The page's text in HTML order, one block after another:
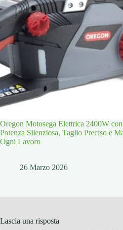
Oregon Motosega Elettrica 2400W
Potenza Silenziosa, Taglio Preciso e
Ogni Lavoro
26 Marzo 2026
Lascia una risposta